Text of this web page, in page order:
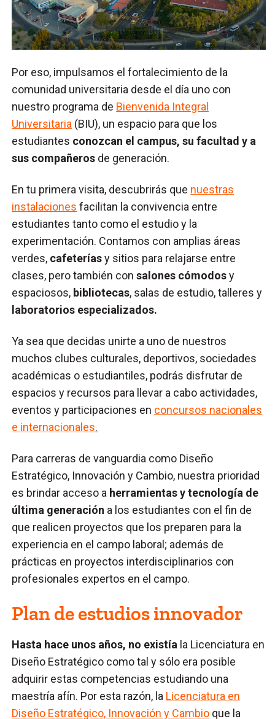
Por eso, impulsamos el fortalecimiento de la
comunidad universitaria desde el día uno con
nuestro programa de Bienvenida Integral
Universitaria (BIU), un espacio para que los
estudiantes conozcan el campus, su facultad y a
sus compañeros de generación.
En tu primera visita, descubrirás que nuestras
instalaciones facilitan la convivencia entre
estudiantes tanto como el estudio y la
experimentación. Contamos con amplias áreas
verdes, cafeteríasy sitios para relajarse entre
clases, pero también consalones cómodosy
espaciosos, bibliotecas, salas de estudio, talleres y
laboratorios especializados.
Ya sea que decidas unirte a uno de nuestros
muchos clubes culturales, deportivos, sociedades
académicas o estudiantiles, podrás disfrutar de
espacios y recursos para llevar a cabo actividades,
eventos y participaciones en concursos nacionales
e internacionales.
Para carreras de vanguardia como Diseño
Estratégico, Innovación y Cambio, nuestra prioridad
es brindar acceso a herramientas y tecnología de
última generación a los estudiantes con el fin de
que realicen proyectos que los preparen para la
experiencia en el campo laboral; además de
prácticas en proyectos interdisciplinarios con
profesionales expertos en el campo.
Plan de estudios innovador
Hasta hace unos años, no existía la Licenciatura en
Diseño Estratégico como tal y sólo era posible
adquirir estas competencias estudiando una
maestría afín. Por esta razón, la Licenciatura en
Diseño Estratégico, Innovación y Cambio que la